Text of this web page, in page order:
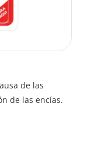
de las
de las encías.